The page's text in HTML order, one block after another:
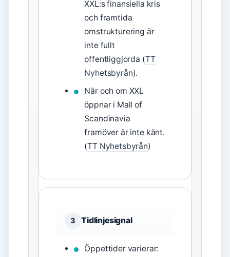
XXL:s finansiella kris
och framtida
omstrukturering är
inte fullt
offentliggjorda (TT
Nyhetsbyrån).
När och om XXL
öppnar i Mall of
Scandinavia
framöver är inte känt.
(TT Nyhetsbyrån)
3 Tidlinjesignal
Öppettider varierar: